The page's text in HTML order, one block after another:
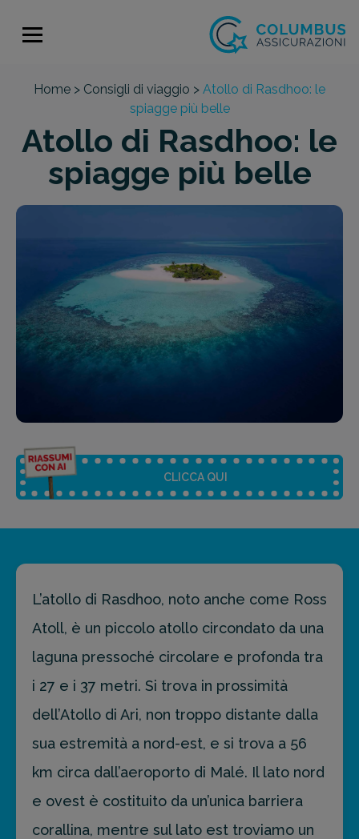
Home > Consigli di viaggio > Atollo di Rasdhoo: le
spiagge più belle
Atollo di Rasdhoo: le
spiagge più belle
CLICCA QUI
Riassunto dell'articolo
Breve Medio Punti chiave
Ottieni un preventivo personalizzato per la tua
prossima destinazione di viaggio.
FAI PREVENTIVO
L’atollo di Rasdhoo, noto anche come Ross
Atoll, è un piccolo atollo circondato da una
laguna pressoché circolare e profonda tra
i 27 e i 37 metri. Si trova in prossimità
dell’Atollo di Ari, non troppo distante dalla
sua estremità a nord-est, e si trova a 56
km circa dall’aeroporto di Malé. Il lato nord
e ovest è costituito da un’unica barriera
corallina, mentre sul lato est troviamo un